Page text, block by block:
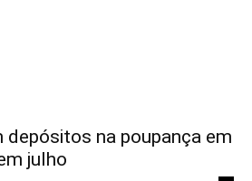
depósitos na poupança em
julho